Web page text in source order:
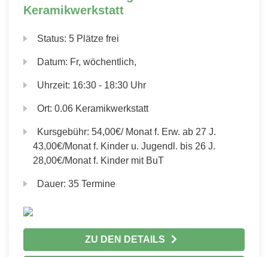
Keramikwerkstatt
Status:5 Plätze frei
Datum: Fr, wöchentlich,
Uhrzeit: 16:30 - 18:30 Uhr
Ort:0.06 Keramikwerkstatt
Kursgebühr:54,00€/ Monat f. Erw. ab 27 J.
43,00€/Monat f. Kinder u. Jugendl. bis 26 J.
28,00€/Monat f. Kinder mit BuT
Dauer:35 Termine
ZU DEN DETAILS